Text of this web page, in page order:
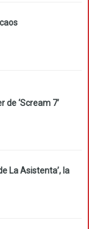
de ‘Scream 7’
La Asistenta’, la